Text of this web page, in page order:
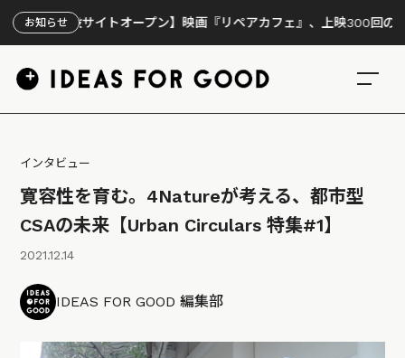
お知らせ
サイトオープン】映画『リペアカフェ』、上映300回の先で見えてき
インタビュー
寛容性を育む。4Natureが考える、都市型
CSAの未来【Urban Circulars 特集#1】
2021.12.14
IDEAS FOR GOOD 編集部